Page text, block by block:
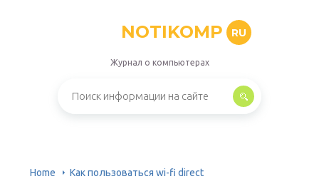
NOTIKOMP RU
Журнал о компьютерах
Home Как пользоваться wi-fi direct